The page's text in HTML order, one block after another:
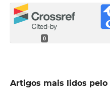
0
Artigos mais lidos pelo